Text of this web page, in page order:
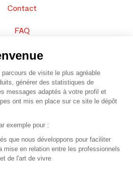
Contact
FAQ
vos produits
Plan du site
–Organisation SAFI
de visite le plus agréable
générer des statistiques de
messages adaptés à votre profil et
ont mis en place sur ce site le dépôt
exemple pour :
que nous développons pour faciliter
mise en relation entre les professionnels
de l'art de vivre